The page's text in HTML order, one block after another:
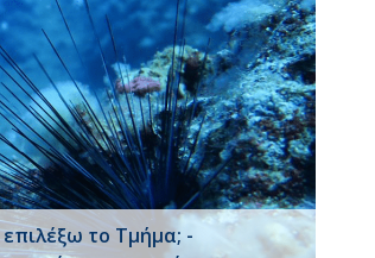
επιλέξω το Τμήμα; -